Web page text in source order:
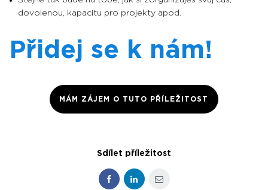
dovolenou, kapacitu pro projekty apod.
Přidej se k nám!
MÁM ZÁJEM O TUTO PŘÍLEŽITOST
Sdílet příležitost
FacebookLinkedInE-mail